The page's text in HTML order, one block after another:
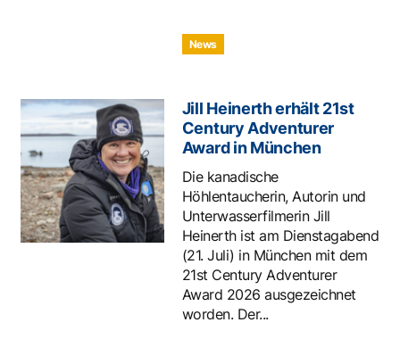
News
Jill Heinerth erhält 21st
Century Adventurer
Award in München
Die kanadische
Höhlentaucherin, Autorin und
Unterwasserfilmerin Jill
Heinerth ist am Dienstagabend
(21. Juli) in München mit dem
21st Century Adventurer
Award 2026 ausgezeichnet
worden. Der...